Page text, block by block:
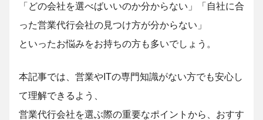
「どの会社を選べばいいのか分からない」「自社に合
った営業代行会社の見つけ方が分からない」
といったお悩みをお持ちの方も多いでしょう。
本記事では、営業やITの専門知識がない方でも安心し
て理解できるよう、
営業代行会社を選ぶ際の重要なポイントから、おすす